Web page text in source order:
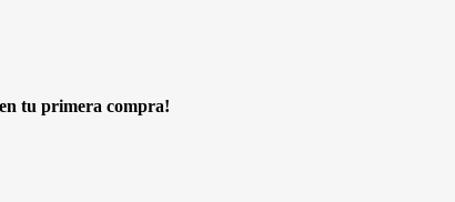
tu primera compra!